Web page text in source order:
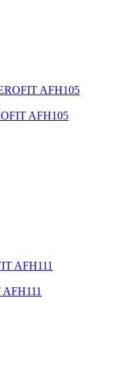
AFH105